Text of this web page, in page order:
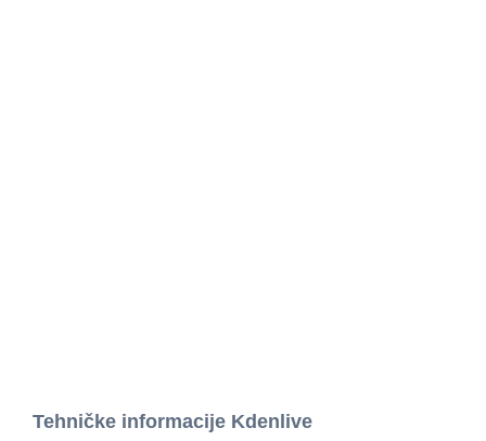
Tehničke informacije Kdenlive